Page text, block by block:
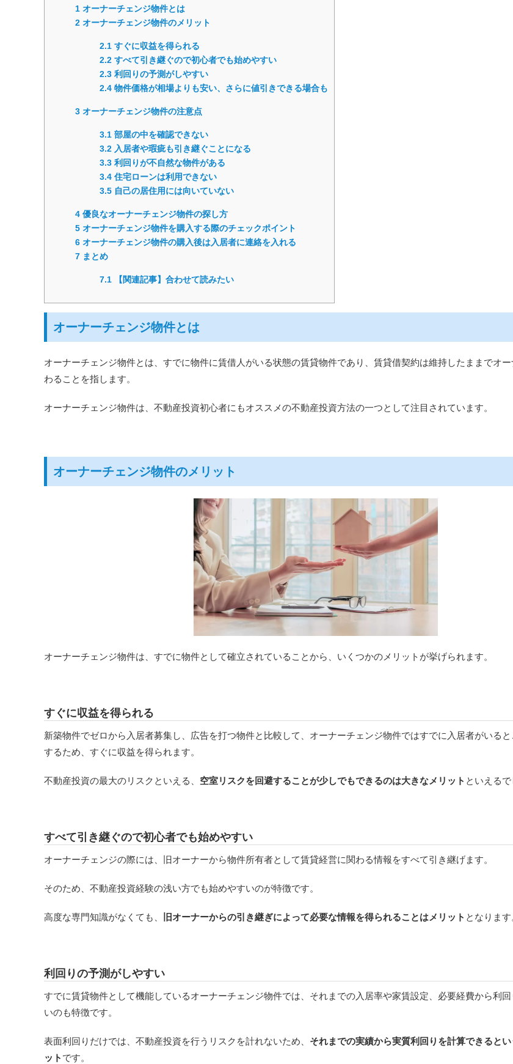
1 オーナーチェンジ物件とは
2 オーナーチェンジ物件のメリット
2.1 すぐに収益を得られる
2.2 すべて引き継ぐので初心者でも始めやすい
2.3 利回りの予測がしやすい
2.4 物件価格が相場よりも安い、さらに値引きできる場合も
3 オーナーチェンジ物件の注意点
3.1 部屋の中を確認できない
3.2 入居者や瑕疵も引き継ぐことになる
3.3 利回りが不自然な物件がある
3.4 住宅ローンは利用できない
3.5 自己の居住用には向いていない
4 優良なオーナーチェンジ物件の探し方
5 オーナーチェンジ物件を購入する際のチェックポイント
6 オーナーチェンジ物件の購入後は入居者に連絡を入れる
7 まとめ
7.1 【関連記事】合わせて読みたい
オーナーチェンジ物件とは
オーナーチェンジ物件とは、すでに物件に賃借人がいる状態の賃貸物件であり、賃貸借契約は維持したままでオ
わることを指します。
オーナーチェンジ物件は、不動産投資初心者にもオススメの不動産投資方法の一つとして注目されています。
オーナーチェンジ物件のメリット
オーナーチェンジ物件は、すでに物件として確立されていることから、いくつかのメリットが挙げられます。
すぐに収益を得られる
新築物件でゼロから入居者募集し、広告を打つ物件と比較して、オーナーチェンジ物件ではすでに入居者がいると
するため、すぐに収益を得られます。
不動産投資の最大のリスクといえる、 空室リスクを回避することが少しでもできるのは大きなメリット といえるで
すべて引き継ぐので初心者でも始めやすい
オーナーチェンジの際には、旧オーナーから物件所有者として賃貸経営に関わる情報をすべて引き継げます。
そのため、不動産投資経験の浅い方でも始めやすいのが特徴です。
高度な専門知識がなくても、 旧オーナーからの引き継ぎによって必要な情報を得られることはメリット となります
利回りの予測がしやすい
すでに賃貸物件として機能しているオーナーチェンジ物件では、それまでの入居率や家賃設定、必要経費から利
いのも特徴です。
表面利回りだけでは、不動産投資を行うリスクを計れないため、 それまでの実績から実質利回りを計算できると
ット です。